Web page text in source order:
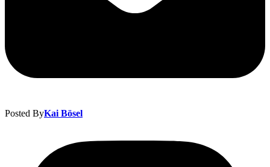
Posted ByKai Bösel